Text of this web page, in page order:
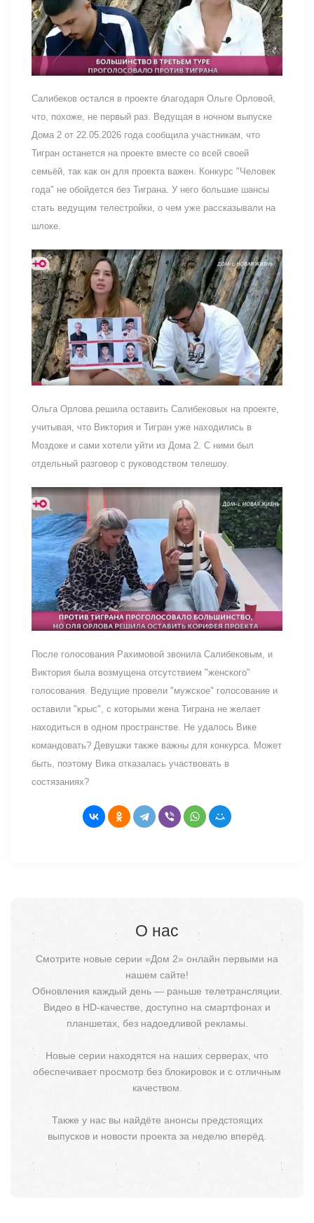
Салибеков остался в проекте благодаря Ольге Орловой,
что, похоже, не первый раз. Ведущая в ночном выпуске
Дома 2 от 22.05.2026 года сообщила участникам, что
Тигран останется на проекте вместе со всей своей
семьёй, так как он для проекта важен. Конкурс "Человек
года" не обойдется без Тиграна. У него большие шансы
стать ведущим телестройки, о чем уже рассказывали на
шлоке.
Ольга Орлова решила оставить Салибековых на проекте,
учитывая, что Виктория и Тигран уже находились в
Моздоке и сами хотели уйти из Дома 2. С ними был
отдельный разговор с руководством телешоу.
После голосования Рахимовой звонила Салибековым, и
Виктория была возмущена отсутствием "женского"
голосования. Ведущие провели "мужское" голосование и
оставили "крыс", с которыми жена Тиграна не желает
находиться в одном пространстве. Не удалось Вике
командовать? Девушки также важны для конкурса. Может
быть, поэтому Вика отказалась участвовать в
состязаниях?
О нас
Смотрите новые серии «Дом 2» онлайн первыми на
нашем сайте!
Обновления каждый день — раньше телетрансляции.
Видео в HD-качестве, доступно на смартфонах и
планшетах, без надоедливой рекламы.
Новые серии находятся на наших серверах, что
обеспечивает просмотр без блокировок и с отличным
качеством.
Также у нас вы найдёте анонсы предстоящих
выпусков и новости проекта за неделю вперёд.